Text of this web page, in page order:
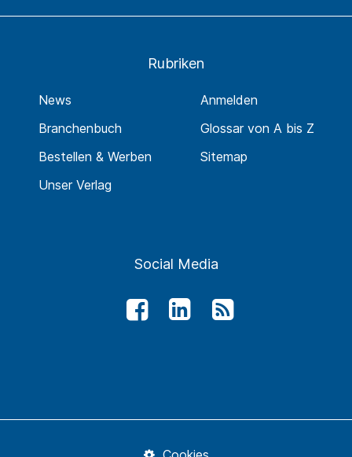
Rubriken
News
Branchenbuch
Bestellen & Werben
Unser Verlag
Anmelden
Glossar von A bis Z
Sitemap
Social Media